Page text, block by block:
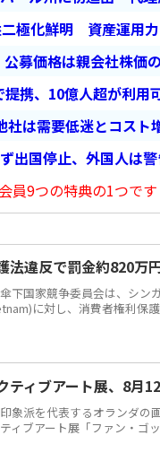
極化鮮明 資産運用
募価格は親会社株価
携、10億人超が利用
社は需要低迷とコスト
出国停止、外国人は
員9つの特典の1つです
法違反で罰金約820万
下国家競争委員会は、シン
に対し、消費者権利保
ティブアート展、8月
象派を代表するオランダの
ィブアート展「ファン・ゴ